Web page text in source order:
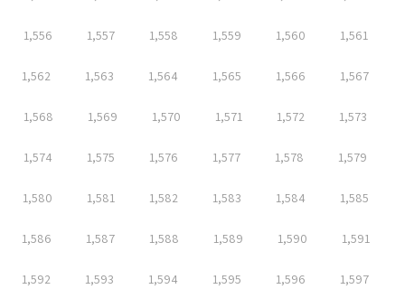
1,556 1,557 1,558 1,559 1,560 1,561
1,562 1,563 1,564 1,565 1,566 1,567
1,568 1,569 1,570 1,571 1,572 1,573
1,574 1,575 1,576 1,577 1,578 1,579
1,580 1,581 1,582 1,583 1,584 1,585
1,586 1,587 1,588 1,589 1,590 1,591
1,592 1,593 1,594 1,595 1,596 1,597